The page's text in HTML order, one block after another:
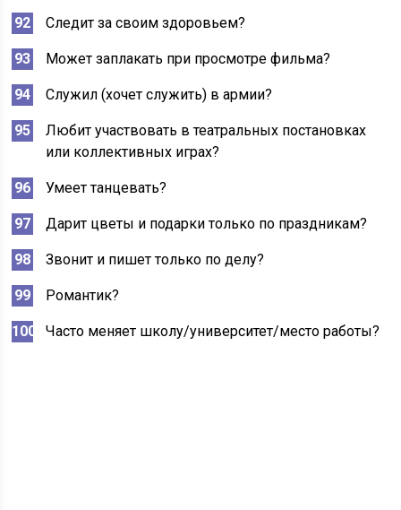
Следит за своим здоровьем?
Может заплакать при просмотре фильма?
Служил (хочет служить) в армии?
Любит участвовать в театральных постановках
или коллективных играх?
Умеет танцевать?
Дарит цветы и подарки только по праздникам?
Звонит и пишет только по делу?
Романтик?
Часто меняет школу/университет/место работы?